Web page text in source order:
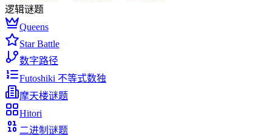
逻辑谜题
Queens
Star Battle
数字路径
Futoshiki 不等式数独
摩天楼谜题
Hitori
二进制谜题